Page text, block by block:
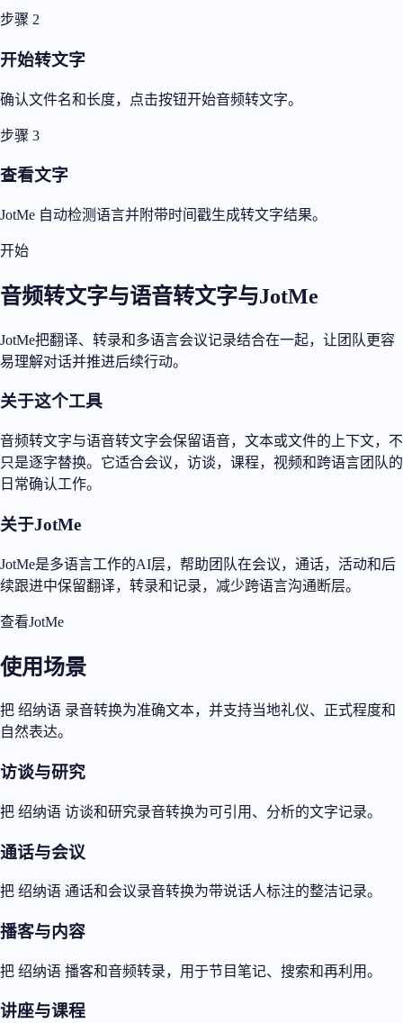
步骤 2
开始转文字
确认文件名和长度，点击按钮开始音频转文字。
步骤 3
查看文字
JotMe 自动检测语言并附带时间戳生成转文字结果。
开始
音频转文字与语音转文字与JotMe
JotMe把翻译、转录和多语言会议记录结合在一起，让团队更容
易理解对话并推进后续行动。
关于这个工具
音频转文字与语音转文字会保留语音，文本或文件的上下文，不
只是逐字替换。它适合会议，访谈，课程，视频和跨语言团队的
日常确认工作。
关于JotMe
JotMe是多语言工作的AI层，帮助团队在会议，通话，活动和后
续跟进中保留翻译，转录和记录，减少跨语言沟通断层。
查看JotMe
使用场景
把 绍纳语 录音转换为准确文本，并支持当地礼仪、正式程度和
自然表达。
访谈与研究
把 绍纳语 访谈和研究录音转换为可引用、分析的文字记录。
通话与会议
把 绍纳语 通话和会议录音转换为带说话人标注的整洁记录。
播客与内容
把 绍纳语 播客和音频转录，用于节目笔记、搜索和再利用。
讲座与课程